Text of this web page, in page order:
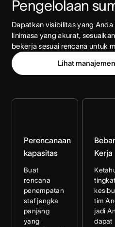
Pengelolaan
Dapatkan visibilitas yang
linimasa yang akurat,
bekerja sesuai rencana untuk
Lihat
Perencanaan
kapasitas
Buat
rencana
penempatan
staf jangka
panjang
yang
Kerja
tingkat
tim
jadi
dapat